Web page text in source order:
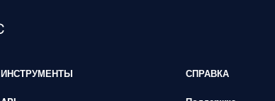
ИНСТРУМЕНТЫ СПРАВКА